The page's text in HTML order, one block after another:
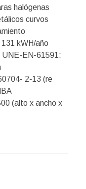
halógenas
curvos
kWH/año
UNE-EN-61591:
2-13 (re
(alto x ancho x